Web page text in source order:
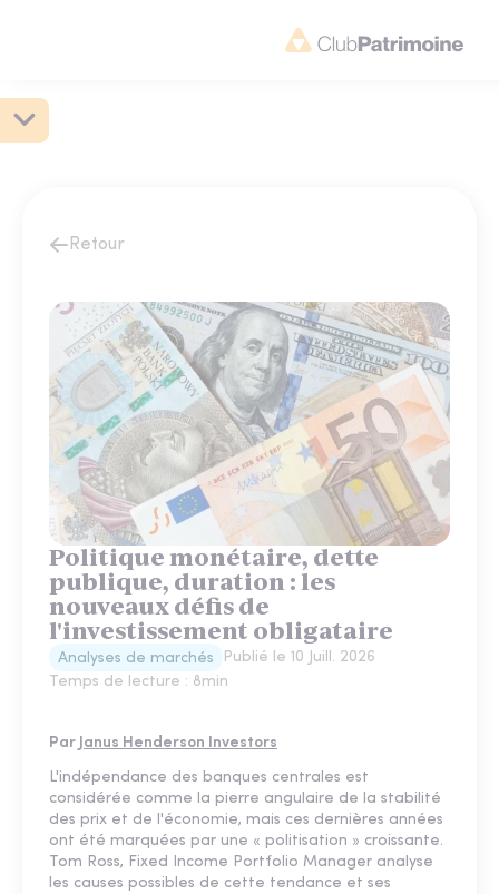
Retour
Politique monétaire, dette
publique, duration : les
nouveaux défis de
l'investissement obligataire
Analyses de marchés Publié le 10 Juill. 2026
Temps de lecture : 8min
Par Janus Henderson Investors
L'indépendance des banques centrales est
considérée comme la pierre angulaire de la stabilité
des prix et de l'économie, mais ces dernières années
ont été marquées par une « politisation » croissante.
Tom Ross, Fixed Income Portfolio Manager analyse
les causes possibles de cette tendance et ses